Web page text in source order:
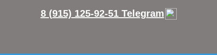
8 (915) 125-92-51 Telegram